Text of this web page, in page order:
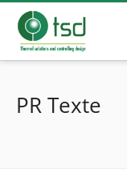
PR Texte